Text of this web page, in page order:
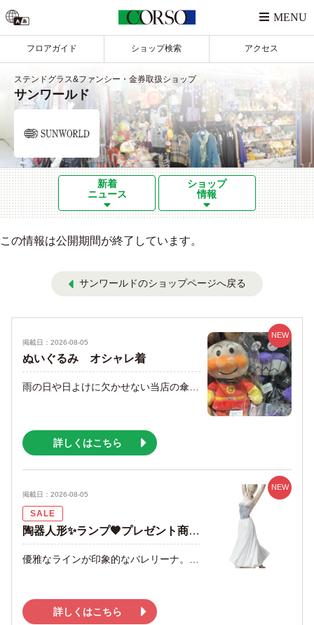
フロアガイド ショップ検索 アクセス
ステンドグラス&ファンシー・金券取扱ショップ
サンワールド
新着
ニュース
ショップ
情報
この情報は公開期間が終了しています。
サンワールドのショップページへ戻る
掲載日：2026-08-05
NEW
ぬいぐるみ オシャレ着
詳しくはこちら
掲載日：2026-08-05
NEW
SALE
陶器人形✨ランプ🧡プレゼント商品多数そろってます
詳しくはこちら